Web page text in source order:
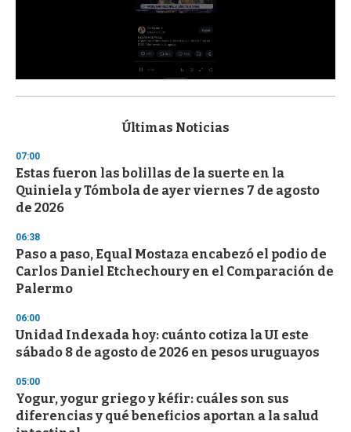
s
d
s
o
f
3
s
e
c
o
n
Últimas Noticias
07:00
Estas fueron las bolillas de la suerte en la
Quiniela y Tómbola de ayer viernes 7 de agosto
de 2026
06:38
Paso a paso, Equal Mostaza encabezó el podio de
Carlos Daniel Etchechoury en el Comparación de
Palermo
06:00
Unidad Indexada hoy: cuánto cotiza la UI este
sábado 8 de agosto de 2026 en pesos uruguayos
05:00
Yogur, yogur griego y kéfir: cuáles son sus
diferencias y qué beneficios aportan a la salud